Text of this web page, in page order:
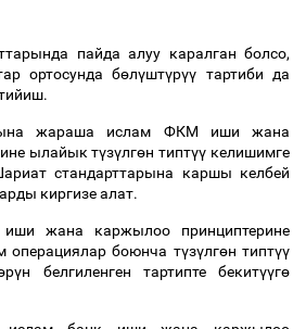
пайда алуу каралган болсо,
ортосунда бөлүштүрүү тартиби
да
.
жараша ислам ФКМ иши
жана
ылайык түзүлгөн типтүү келишимге
стандарттарына каршы келбей
киргизеалат.
иши жана каржылоо
принциптерине
операциялар боюнча түзүлгөн типтүү
рүн белгиленген тартипте бекитүүгө